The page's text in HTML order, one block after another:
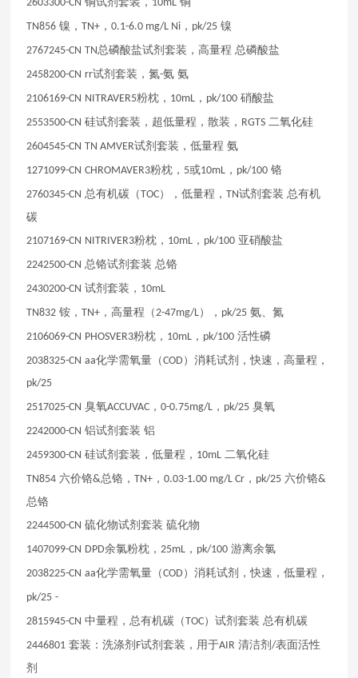
2603300-CN 10mL
TN856 镍，TN+ ，0.1-6.0 mg/L Ni ， pk/25 镍
2767245-CN TN总磷酸盐试剂套装，高量程 总磷酸盐
2458200-CN rr试剂套装，氮-氨 氨
2106169-CN NITRAVER5粉枕， 10mL ， pk/100 硝酸盐
2553500-CN 硅试剂套装，超低量程，散装， RGTS 二氧化硅
2604545-CN TN AMVER试剂套装，低量程 氨
1271099-CN CHROMAVER3粉枕， 5或10mL ， pk/100 铬
2760345-CN 总有机碳（TOC），低量程，TN试剂套装 总有机
碳
2107169-CN NITRIVER3粉枕， 10mL ， pk/100 亚硝酸盐
2242500-CN 总铬试剂套装 总铬
2430200-CN 试剂套装， 10mL
TN832 铵，TN+ ，高量程（2-47mg/L）， pk/25 氨、氮
2106069-CN PHOSVER3粉枕， 10mL ， pk/100 活性磷
2038325-CN aa化学需氧量（COD ）消耗试剂，快速，高量程，
pk/25
2517025-CN 臭氧ACCUVAC ，0-0.75mg/L ， pk/25 臭氧
2242000-CN 铝试剂套装 铝
2459300-CN 硅试剂套装，低量程， 10mL 二氧化硅
TN854 六价铬&总铬，TN+ ，0.03-1.00 mg/L Cr ， pk/25 六价铬&
总铬
2244500-CN 硫化物试剂套装 硫化物
1407099-CN DPD余氯粉枕， 25mL ， pk/100 游离余氯
2038225-CN aa化学需氧量（COD ）消耗试剂，快速，低量程，
pk/25 -
2815945-CN 中量程，总有机碳（TOC）试剂套装 总有机碳
2446801 套装：洗涤剂 F试剂套装，用于AIR 清洁剂/表面活性
剂